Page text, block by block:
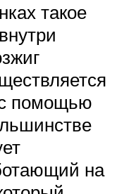
такое
помощью
на